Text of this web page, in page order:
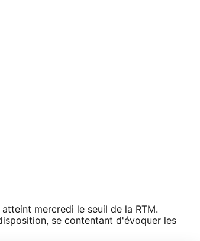
mercredi le seuil de la RTM.
se contentant d'évoquer les